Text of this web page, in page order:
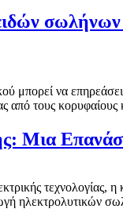
μπορεί να
τους
Μια
τεχνολογίας,
ηλεκτρολυτικών